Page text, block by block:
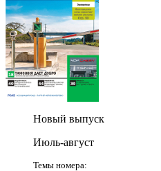
Новый выпуск
Июль-август
Темы номера: